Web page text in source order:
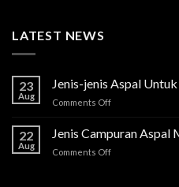
LATEST NEWS
23
Aug
Jenis-jenis Aspal Untuk
Comments Offon
22
Aug
Jenis Campuran Aspal
Comments Offon